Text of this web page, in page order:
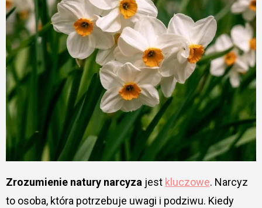
Zrozumienie natury narcyzajest kluczowe. Narcyz
to osoba, która potrzebuje uwagi i podziwu. Kiedy